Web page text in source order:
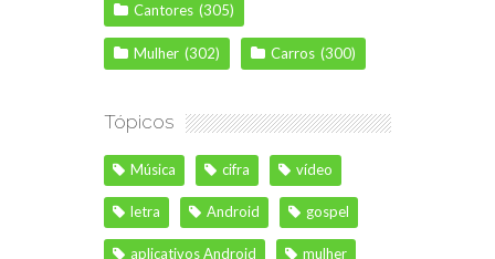
Cantores (305)
Mulher (302) Carros (300)
Tópicos
Música cifra vídeo
letra Android gospel
aplicativos Android mulher